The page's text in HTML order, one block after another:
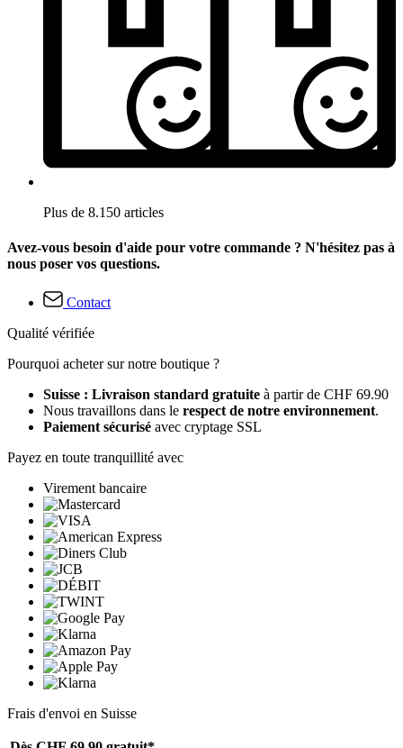
Plus de 8.150 articles
Avez-vous besoin d'aide pour votre commande ? N'hésitez pas à
nous poser vos questions.
Contact
Qualité vérifiée
Pourquoi acheter sur notre boutique ?
Suisse : Livraison standard gratuite à partir de CHF 69.90
Nous travaillons dans le respect de notre environnement.
Paiement sécurisé avec cryptage SSL
Payez en toute tranquillité avec
Virement bancaire
Frais d'envoi en Suisse